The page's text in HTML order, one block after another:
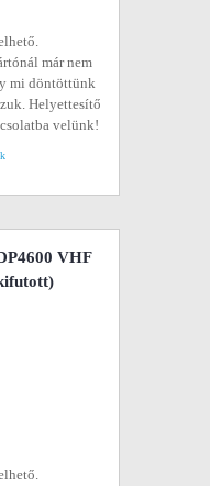
már nem
mi döntöttünk
Helyettesítő
velünk!
VHF